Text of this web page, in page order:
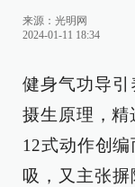
来源： 光明网
2024-01-11 18:34
健身气功导
摄生原理，精
12式动作创
吸，又主张